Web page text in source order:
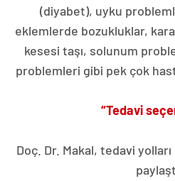
(diyabet), uyku
eklemlerde bozukluklar,
kesesi taşı, solunum
problemleri gibi pek çok
“Tedavi
Doç. Dr. Makal, tedavi